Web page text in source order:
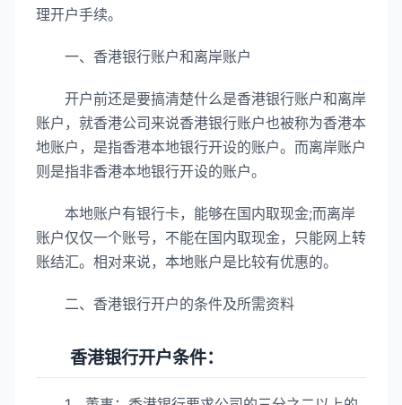
理开户手续。
一、香港银行账户和离岸账户
开户前还是要搞清楚什么是香港银行账户和离岸
账户，就香港公司来说香港银行账户也被称为香港本
地账户，是指香港本地银行开设的账户。而离岸账户
则是指非香港本地银行开设的账户。
本地账户有银行卡，能够在国内取现金;而离岸
账户仅仅一个账号，不能在国内取现金，只能网上转
账结汇。相对来说，本地账户是比较有优惠的。
二、香港银行开户的条件及所需资料
香港银行开户条件：